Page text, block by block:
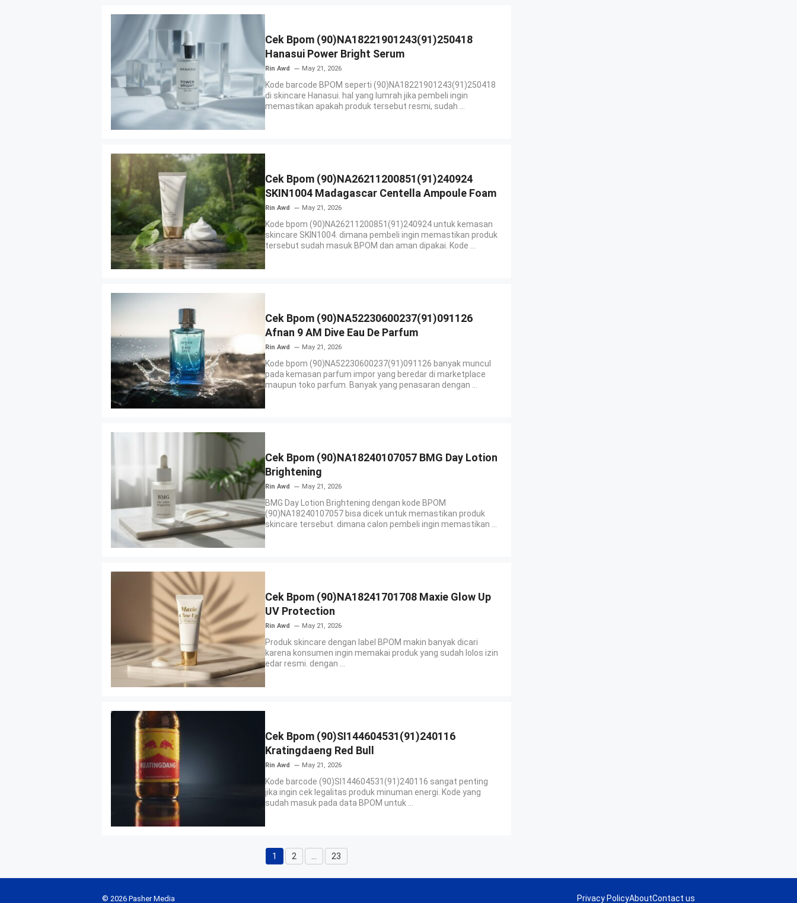
Cek Bpom (90)NA18221901243(91)250418
Hanasui Power Bright Serum
Rin Awd May 21, 2026
Kode barcode BPOM seperti (90)NA18221901243(91)250418
di skincare Hanasui. hal yang lumrah jika pembeli ingin
memastikan apakah produk tersebut resmi, sudah ...
Cek Bpom (90)NA26211200851(91)240924
SKIN1004 Madagascar Centella Ampoule Foam
Rin Awd May 21, 2026
Kode bpom (90)NA26211200851(91)240924 untuk kemasan
skincare SKIN1004. dimana pembeli ingin memastikan produk
tersebut sudah masuk BPOM dan aman dipakai. Kode ...
Cek Bpom (90)NA52230600237(91)091126
Afnan 9 AM Dive Eau De Parfum
Rin Awd May 21, 2026
Kode bpom (90)NA52230600237(91)091126 banyak muncul
pada kemasan parfum impor yang beredar di marketplace
maupun toko parfum. Banyak yang penasaran dengan ...
Cek Bpom (90)NA18240107057 BMG Day Lotion
Brightening
Rin Awd May 21, 2026
BMG Day Lotion Brightening dengan kode BPOM
(90)NA18240107057 bisa dicek untuk memastikan produk
skincare tersebut. dimana calon pembeli ingin memastikan ...
Cek Bpom (90)NA18241701708 Maxie Glow Up
UV Protection
Rin Awd May 21, 2026
Produk skincare dengan label BPOM makin banyak dicari
karena konsumen ingin memakai produk yang sudah lolos izin
edar resmi. dengan ...
Cek Bpom (90)SI144604531(91)240116
Kratingdaeng Red Bull
Rin Awd May 21, 2026
Kode barcode (90)SI144604531(91)240116 sangat penting
jika ingin cek legalitas produk minuman energi. Kode yang
sudah masuk pada data BPOM untuk ...
Page
1 Page
2 Page
23
© 2026 Pasher Media Privacy PolicyAboutContact us